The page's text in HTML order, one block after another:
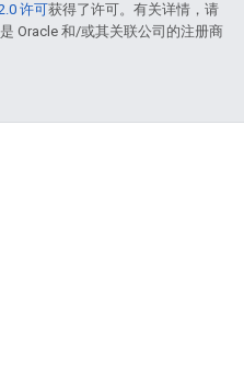
许可获得了许可。有关详情，请
Oracle 和/或其关联公司的注册商